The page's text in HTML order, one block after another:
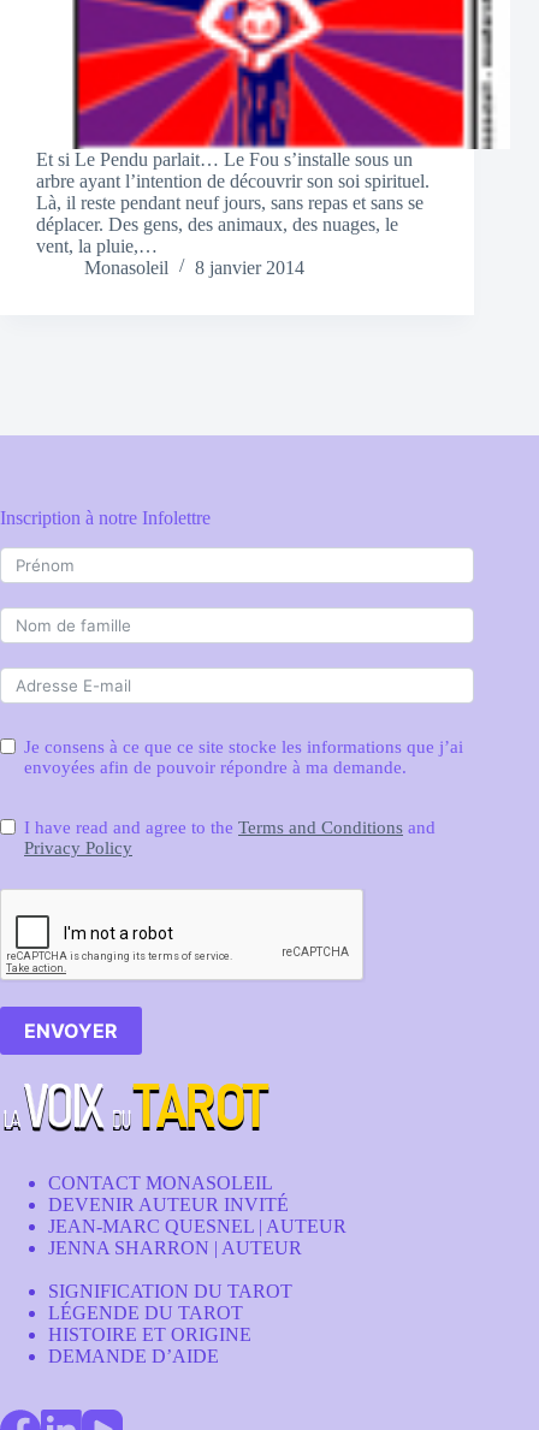
Et si Le Pendu parlait… Le Fou s’installe sous un
arbre ayant l’intention de découvrir son soi spirituel.
Là, il reste pendant neuf jours, sans repas et sans se
déplacer. Des gens, des animaux, des nuages, le
vent, la pluie,…
Monasoleil
8 janvier 2014
Inscription à notre Infolettre
Je consens à ce que ce site stocke les informations que j’ai
envoyées afin de pouvoir répondre à ma demande.
I have read and agree to the Terms and Conditions and
Privacy Policy
ENVOYER
CONTACT MONASOLEIL
DEVENIR AUTEUR INVITÉ
JEAN-MARC QUESNEL | AUTEUR
JENNA SHARRON | AUTEUR
SIGNIFICATION DU TAROT
LÉGENDE DU TAROT
HISTOIRE ET ORIGINE
DEMANDE D’AIDE